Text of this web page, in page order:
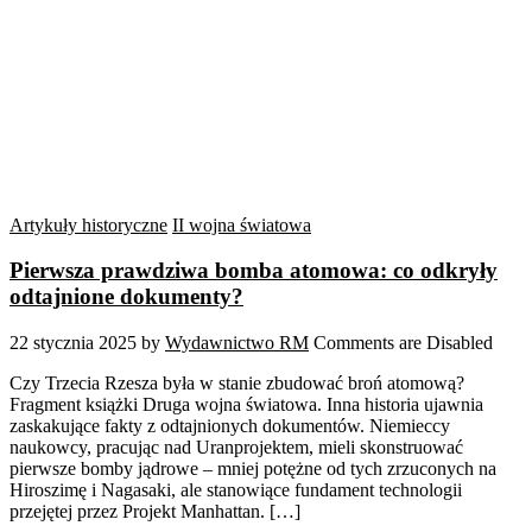
Artykuły historyczne II wojna światowa
Pierwsza prawdziwa bomba atomowa: co odkryły
odtajnione dokumenty?
22 stycznia 2025 by Wydawnictwo RM Comments are Disabled
Czy Trzecia Rzesza była w stanie zbudować broń atomową?
Fragment książki Druga wojna światowa. Inna historia ujawnia
zaskakujące fakty z odtajnionych dokumentów. Niemieccy
naukowcy, pracując nad Uranprojektem, mieli skonstruować
pierwsze bomby jądrowe – mniej potężne od tych zrzuconych na
Hiroszimę i Nagasaki, ale stanowiące fundament technologii
przejętej przez Projekt Manhattan. […]